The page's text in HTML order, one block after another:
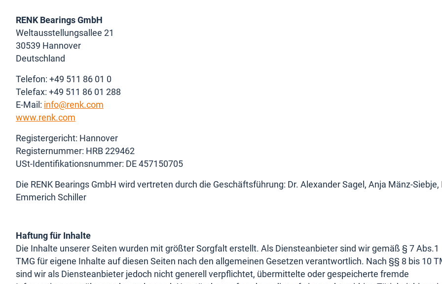
RENK Bearings GmbH
Weltausstellungsallee 21
30539 Hannover
Deutschland
Telefon: +49 511 86 01 0
Telefax: +49 511 86 01 288
E-Mail: info@renk.com
www.renk.com
Registergericht: Hannover
Registernummer: HRB 229462
USt-Identifikationsnummer: DE 457150705
Die RENK Bearings GmbH wird vertreten durch die Geschäftsführung: Dr. Alexander Sagel, Anja Mänz-Siebje,
Emmerich Schiller
Haftung für Inhalte
Die Inhalte unserer Seiten wurden mit größter Sorgfalt erstellt. Als Diensteanbieter sind wir gemäß § 7 Abs.1
TMG für eigene Inhalte auf diesen Seiten nach den allgemeinen Gesetzen verantwortlich. Nach §§ 8 bis 10
sind wir als Diensteanbieter jedoch nicht generell verpflichtet, übermittelte oder gespeicherte fremde